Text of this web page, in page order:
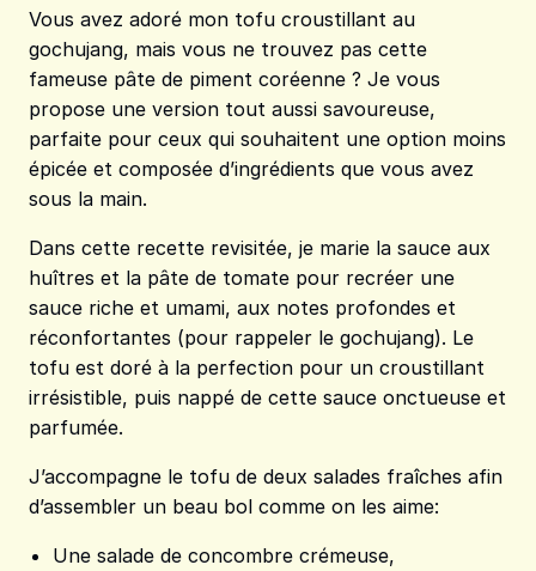
Vous avez adoré mon tofu croustillant au
gochujang, mais vous ne trouvez pas cette
fameuse pâte de piment coréenne ? Je vous
propose une version tout aussi savoureuse,
parfaite pour ceux qui souhaitent une option moins
épicée et composée d’ingrédients que vous avez
sous la main.
Dans cette recette revisitée, je marie la sauce aux
huîtres et la pâte de tomate pour recréer une
sauce riche et umami, aux notes profondes et
réconfortantes (pour rappeler le gochujang). Le
tofu est doré à la perfection pour un croustillant
irrésistible, puis nappé de cette sauce onctueuse et
parfumée.
J’accompagne le tofu de deux salades fraîches afin
d’assembler un beau bol comme on les aime:
Une salade de concombre crémeuse,